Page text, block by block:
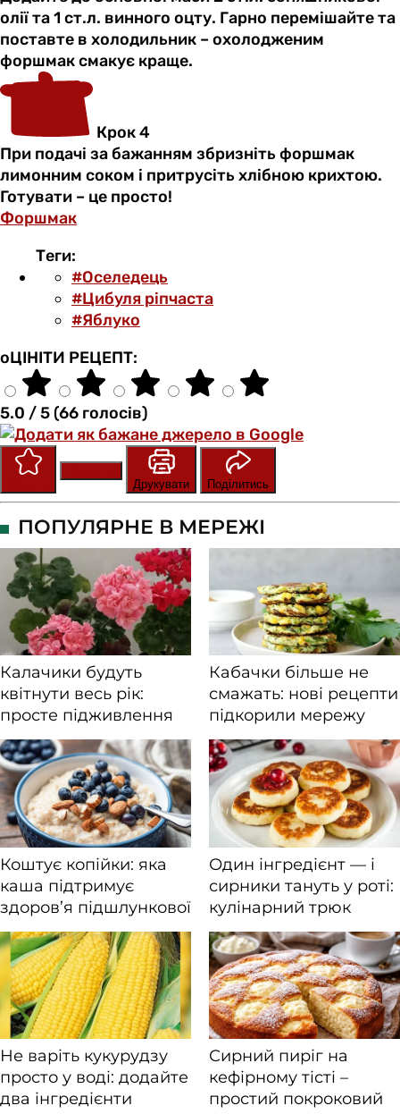
олії та 1 ст.л. винного оцту. Гарно перемішайте та
поставте в холодильник – охолодженим
форшмак смакує краще.
Крок 4
При подачі за бажанням збризніть форшмак
лимонним соком і притрусіть хлібною крихтою.
Готувати – це просто!
Форшмак
Теги:
#Оселедець
#Цибуля ріпчаста
#Яблуко
оЦІНІТИ РЕЦЕПТ:
5.0 / 5 (66 голосів)
Друкувати
Поділитись